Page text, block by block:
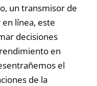
un transmisor de
línea, este
decisiones
en
el
de la